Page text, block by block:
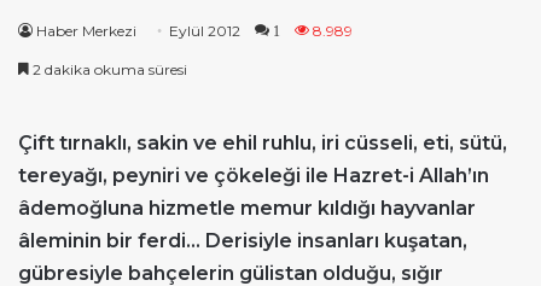
Haber Merkezi Eylül 2012 1 8.989
2 dakika okuma süresi
Çift tırnaklı, sakin ve ehil ruhlu, iri cüsseli, eti, sütü,
tereyağı, peyniri ve çökeleği ile Hazret-i Allah’ın
âdemoğluna hizmetle memur kıldığı hayvanlar
âleminin bir ferdi… Derisiyle insanları kuşatan,
gübresiyle bahçelerin gülistan olduğu, sığır